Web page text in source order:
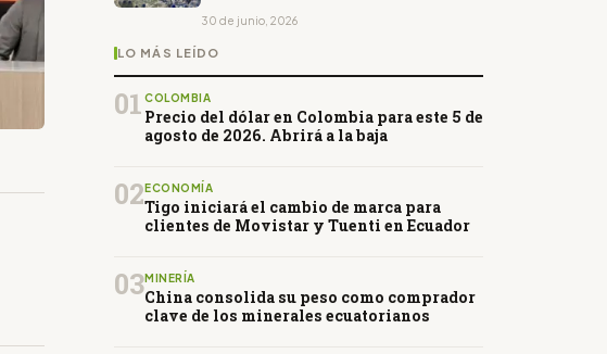
30 de junio, 2026
LO MÁS LEÍDO
01 COLOMBIA
Precio del dólar en Colombia para este 5 de
agosto de 2026. Abrirá a la baja
02 ECONOMÍA
Tigo iniciará el cambio de marca para
clientes de Movistar y Tuenti en Ecuador
03MINERÍA
China consolida su peso como comprador
clave de los minerales ecuatorianos